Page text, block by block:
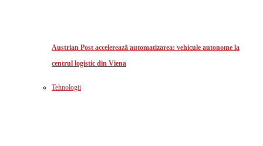
Austrian Post accelerează automatizarea: vehicule autonome la
centrul logistic din Viena
Tehnologii